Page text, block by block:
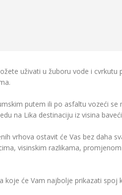
uživati u žuboru vode i
putem ili po asfaltu vozeći se
na Lika destinaciju iz visina
vrhova ostavit će Vas bez daha
visinskim razlikama,
će Vam najbolje prikazati spoj